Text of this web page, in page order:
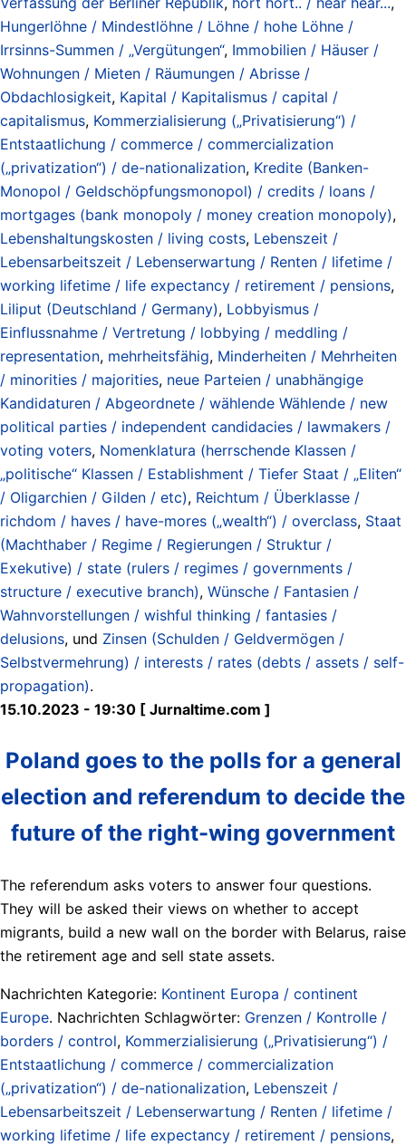
Hungerlöhne / Mindestlöhne / Löhne / hohe Löhne /
Irrsinns-Summen / „Vergütungen“, Immobilien / Häuser /
Wohnungen / Mieten / Räumungen / Abrisse /
Obdachlosigkeit, Kapital / Kapitalismus / capital /
capitalismus, Kommerzialisierung („Privatisierung“) /
Entstaatlichung / commerce / commercialization
(„privatization“) / de-nationalization, Kredite (Banken-
Monopol / Geldschöpfungsmonopol) / credits / loans /
mortgages (bank monopoly / money creation monopoly),
Lebenshaltungskosten / living costs, Lebenszeit /
Lebensarbeitszeit / Lebenserwartung / Renten / lifetime /
working lifetime / life expectancy / retirement / pensions,
Liliput (Deutschland / Germany), Lobbyismus /
Einflussnahme / Vertretung / lobbying / meddling /
representation, mehrheitsfähig, Minderheiten / Mehrheiten
/ minorities / majorities, neue Parteien / unabhängige
Kandidaturen / Abgeordnete / wählende Wählende / new
political parties / independent candidacies / lawmakers /
voting voters, Nomenklatura (herrschende Klassen /
„politische“ Klassen / Establishment / Tiefer Staat / „Eliten“
/ Oligarchien / Gilden / etc), Reichtum / Überklasse /
richdom / haves / have-mores („wealth“) / overclass, Staat
(Machthaber / Regime / Regierungen / Struktur /
Exekutive) / state (rulers / regimes / governments /
structure / executive branch), Wünsche / Fantasien /
Wahnvorstellungen / wishful thinking / fantasies /
delusions, und Zinsen (Schulden / Geldvermögen /
Selbstvermehrung) / interests / rates (debts / assets / self-
propagation).
15.10.2023 - 19:30 [ Jurnaltime.com ]
Poland goes to the polls for a general
election and referendum to decide the
future of the right-wing government
The referendum asks voters to answer four questions.
They will be asked their views on whether to accept
migrants, build a new wall on the border with Belarus, raise
the retirement age and sell state assets.
Nachrichten Kategorie: Kontinent Europa / continent
Europe. Nachrichten Schlagwörter: Grenzen / Kontrolle /
borders / control, Kommerzialisierung („Privatisierung“) /
Entstaatlichung / commerce / commercialization
(„privatization“) / de-nationalization, Lebenszeit /
Lebensarbeitszeit / Lebenserwartung / Renten / lifetime /
working lifetime / life expectancy / retirement / pensions,